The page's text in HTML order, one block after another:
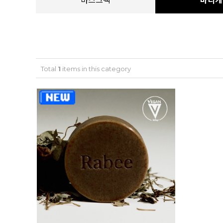
Total 1 items in this category